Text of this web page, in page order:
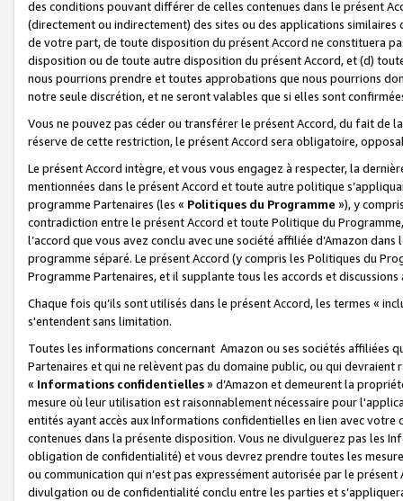
des conditions pouvant différer de celles contenues dans le présent
(directement ou indirectement) des sites ou des applications
de votre part, de toute disposition du présent Accord ne constituera
disposition ou de toute autre disposition du présent Accord, et (d)
nous pourrions prendre et toutes approbations que nous pourrions
notre seule discrétion, et ne seront valables que si elles sont
Vous ne pouvez pas céder ou transférer le présent Accord, du fait de
réserve de cette restriction, le présent Accord sera obligatoire,
Le présent Accord intègre, et vous vous engagez à respecter, la
mentionnées dans le présent Accord et toute autre politique
programme Partenaires (les « Politiques du Programme »), y
contradiction entre le présent Accord et toute Politique du
l’accord que vous avez conclu avec une société affiliée d’Amazon
programme séparé. Le présent Accord (y compris les Politiques du
Programme Partenaires, et il supplante tous les accords et discussions
Chaque fois qu’ils sont utilisés dans le présent Accord, les termes «
s'entendent sans limitation.
Toutes les informations concernant Amazon ou ses sociétés affiliées
Partenaires et qui ne relèvent pas du domaine public, ou qui
« Informations confidentielles» d’Amazon et demeurent la
mesure où leur utilisation est raisonnablement nécessaire pour
entités ayant accès aux Informations confidentielles en lien avec
contenues dans la présente disposition. Vous ne divulguerez pas les
obligation de confidentialité) et vous devrez prendre toutes les
ou communication qui n’est pas expressément autorisée par le
divulgation ou de confidentialité conclu entre les parties et